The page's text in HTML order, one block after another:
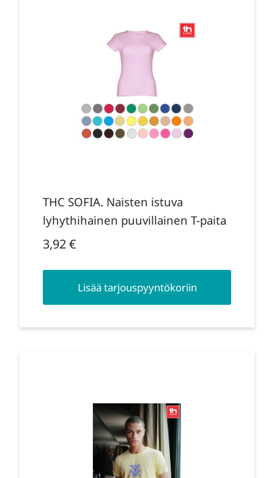
THC SOFIA. Naisten istuva
lyhythihainen puuvillainen T-paita
3,92€
Lisää tarjouspyyntökoriin